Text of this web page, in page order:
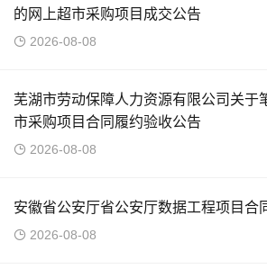
的网上超市采购项目成交公告
2026-08-08
芜湖市劳动保障人力资源有限公司关于
市采购项目合同履约验收公告
2026-08-08
安徽省公安厅省公安厅数据工程项目合
2026-08-08